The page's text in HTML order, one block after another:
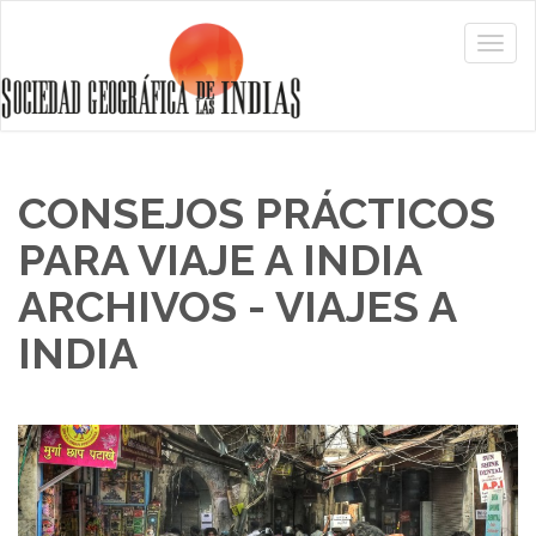
CONSEJOS PRÁCTICOS
PARA VIAJE A INDIA
ARCHIVOS - VIAJES A
INDIA